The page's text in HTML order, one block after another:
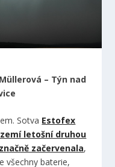
– Týn nad
Sotva Estofex
letošní druhou
začervenala,
všechny baterie,